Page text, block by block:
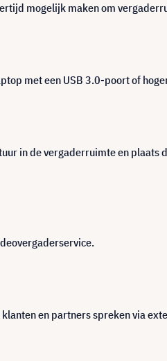
mogelijk maken om
met een USB 3.0-poort of
in de vergaderruimte en plaats
en partners spreken via